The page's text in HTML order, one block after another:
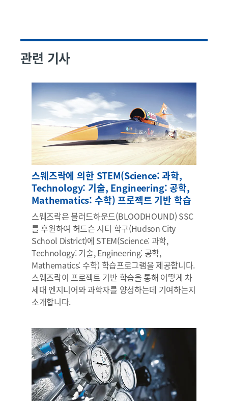
관련 기사
스웨즈락에 의한 STEM(Science: 과학,
Technology: 기술, Engineering: 공학,
Mathematics: 수학) 프로젝트 기반 학습
스웨즈락은 블러드하운드(BLOODHOUND) SSC
를 후원하여 허드슨 시티 학구(Hudson City
School District)에 STEM(Science: 과학,
Technology: 기술, Engineering: 공학,
Mathematics: 수학) 학습프로그램을 제공합니다.
스웨즈락이 프로젝트 기반 학습을 통해 어떻게 차
세대 엔지니어와 과학자를 양성하는데 기여하는지
소개합니다.